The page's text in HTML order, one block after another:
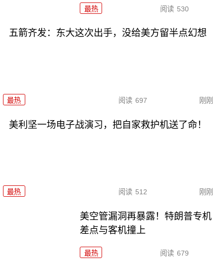
最热 阅读 530
五箭齐发：东大这次出手，没给美方留半点幻想
最热 阅读 697 刚刚
美利坚一场电子战演习，把自家救护机送了命！
最热 阅读 512 刚刚
美空管漏洞再暴露！特朗普专机
差点与客机撞上
最热 阅读 679